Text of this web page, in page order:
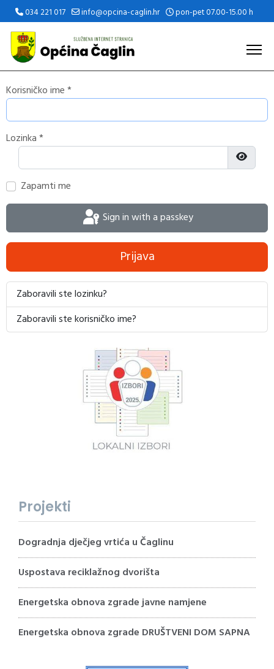
034 221 017 info@opcina-caglin.hr pon-pet 07.00-15.00 h
Korisničko ime*
Lozinka*
Prikaži
Zapamti me
Sign in with a passkey
Prijava
Zaboravili ste lozinku?
Zaboravili ste korisničko ime?
Projekti
Dogradnja dječjeg vrtića u Čaglinu
Uspostava reciklažnog dvorišta
Energetska obnova zgrade javne namjene
Energetska obnova zgrade DRUŠTVENI DOM SAPNA